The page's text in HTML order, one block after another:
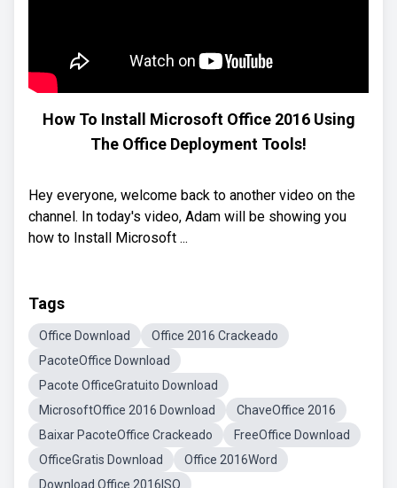
How To Install Microsoft Office 2016 Using
The Office Deployment Tools!
Hey everyone, welcome back to another video on the
channel. In today's video, Adam will be showing you
how to Install Microsoft ...
Tags
Office Download
Office 2016 Crackeado
PacoteOffice Download
Pacote OfficeGratuito Download
MicrosoftOffice 2016 Download
ChaveOffice 2016
Baixar PacoteOffice Crackeado
FreeOffice Download
OfficeGratis Download
Office 2016Word
Download Office 2016ISO